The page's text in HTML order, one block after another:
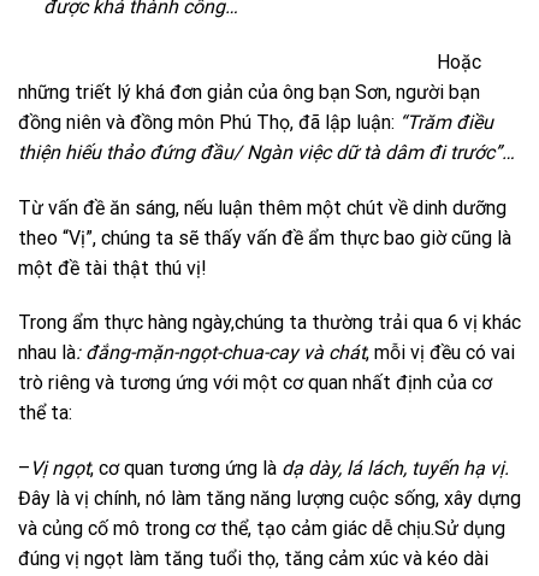
được khá thành công…
Hoặc
những triết lý khá đơn giản của ông bạn Sơn, người bạn
đồng niên và đồng môn Phú Thọ, đã lập luận: “Trăm điều
thiện hiếu thảo đứng đầu/ Ngàn việc dữ tà dâm đi trước”…
Từ vấn đề ăn sáng, nếu luận thêm một chút về dinh dưỡng
theo “Vị”, chúng ta sẽ thấy vấn đề ẩm thực bao giờ cũng là
một đề tài thật thú vị!
Trong ẩm thực hàng ngày,chúng ta thường trải qua 6 vị khác
nhau là: đắng-mặn-ngọt-chua-cay và chát, mỗi vị đều có vai
trò riêng và tương ứng với một cơ quan nhất định của cơ
thể ta:
– Vị ngọt, cơ quan tương ứng là dạ dày, lá lách, tuyến hạ vị.
Đây là vị chính, nó làm tăng năng lượng cuộc sống, xây dựng
và củng cố mô trong cơ thể, tạo cảm giác dễ chịu.Sử dụng
đúng vị ngọt làm tăng tuổi thọ, tăng cảm xúc và kéo dài